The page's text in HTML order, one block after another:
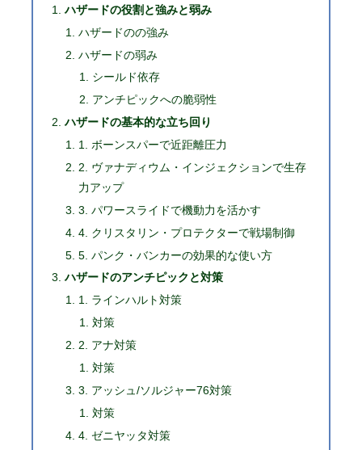
ハザードの役割と強みと弱み
ハザードのの強み
ハザードの弱み
シールド依存
アンチピックへの脆弱性
ハザードの基本的な立ち回り
1. ボーンスパーで近距離圧力
2. ヴァナディウム・インジェクションで生存
力アップ
3. パワースライドで機動力を活かす
4. クリスタリン・プロテクターで戦場制御
5. パンク・バンカーの効果的な使い方
ハザードのアンチピックと対策
1. ラインハルト対策
対策
2. アナ対策
対策
3. アッシュ/ソルジャー76対策
対策
4. ゼニヤッタ対策